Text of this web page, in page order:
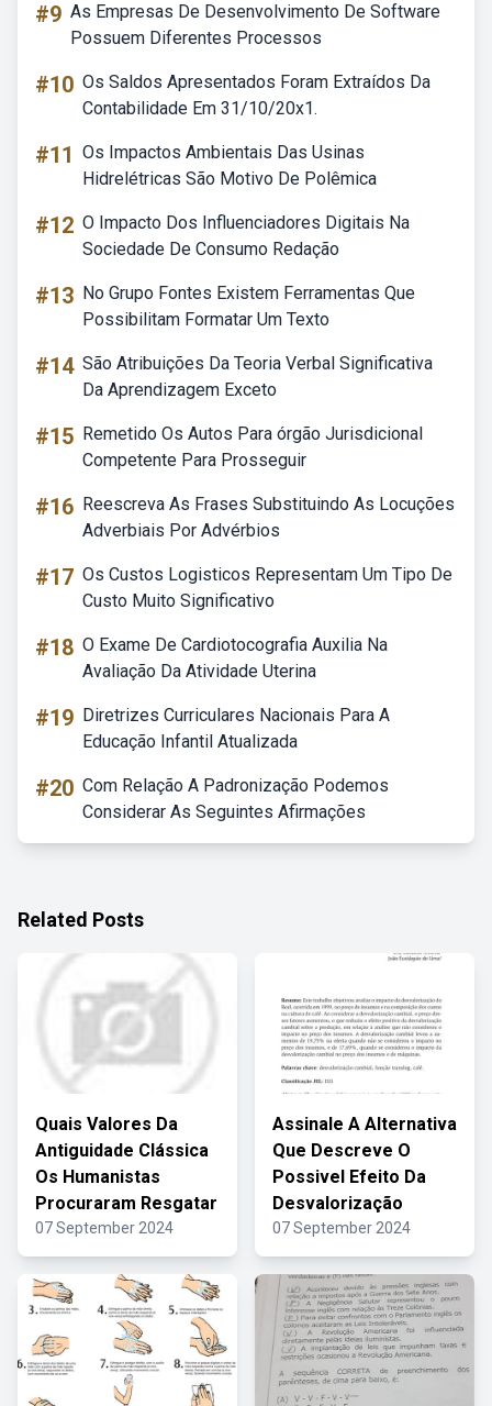
#9 As Empresas De Desenvolvimento De Software
Possuem Diferentes Processos
#10 Os Saldos Apresentados Foram Extraídos Da
Contabilidade Em 31/10/20x1.
#11 Os Impactos Ambientais Das Usinas
Hidrelétricas São Motivo De Polêmica
#12 O Impacto Dos Influenciadores Digitais Na
Sociedade De Consumo Redação
#13 No Grupo Fontes Existem Ferramentas Que
Possibilitam Formatar Um Texto
#14 São Atribuições Da Teoria Verbal Significativa
Da Aprendizagem Exceto
#15 Remetido Os Autos Para órgão Jurisdicional
Competente Para Prosseguir
#16 Reescreva As Frases Substituindo As Locuções
Adverbiais Por Advérbios
#17 Os Custos Logisticos Representam Um Tipo De
Custo Muito Significativo
#18 O Exame De Cardiotocografia Auxilia Na
Avaliação Da Atividade Uterina
#19 Diretrizes Curriculares Nacionais Para A
Educação Infantil Atualizada
#20 Com Relação A Padronização Podemos
Considerar As Seguintes Afirmações
Related Posts
Quais Valores Da
Antiguidade Clássica
Os Humanistas
Procuraram Resgatar
07 September 2024
Assinale A Alternativa
Que Descreve O
Possivel Efeito Da
Desvalorização
07 September 2024